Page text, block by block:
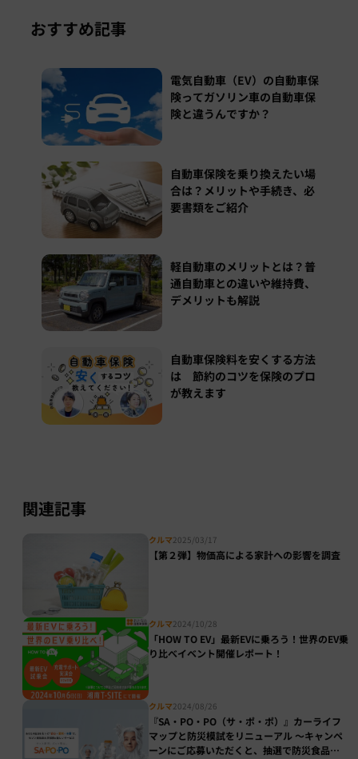
おすすめ記事
電気自動車（EV）の自動車保
険ってガソリン車の自動車保
険と違うんですか？
自動車保険を乗り換えたい場
合は？メリットや手続き、必
要書類をご紹介
軽自動車のメリットとは？普
通自動車との違いや維持費、
デメリットも解説
自動車保険料を安くする方法
は 節約のコツを保険のプロ
が教えます
関連記事
クルマ2025/03/17
【第２弾】物価高による家計への影響を調査
クルマ2024/10/28
「HOW TO EV」最新EVに乗ろう！世界のEV乗
り比べイベント開催レポート！
クルマ2024/08/26
『SA・PO・PO（サ・ポ・ポ）』カーライフ
マップと防災模試をリニューアル ～キャンペ
ーンにご応募いただくと、抽選で防災食品や